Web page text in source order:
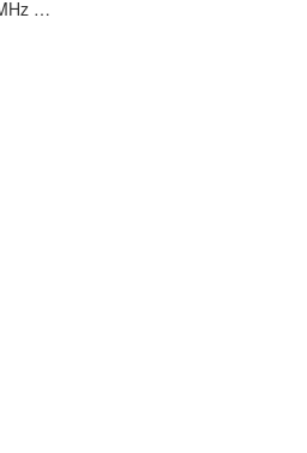
自然私语·晨鸟 (11.2 MHz DSD)